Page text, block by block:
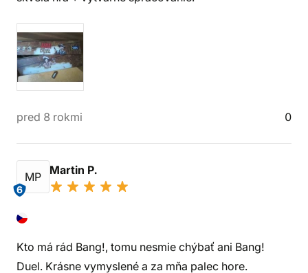
pred 8 rokmi 0
MP
6
Martin P.
Kto má rád Bang!, tomu nesmie chýbať ani Bang!
Duel. Krásne vymyslené a za mňa palec hore.